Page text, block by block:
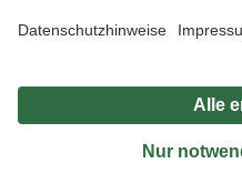
Produkte nur solange der Vorrat reicht.
*Paketversand ab 59 € versandkostenfrei,
Privatsphäre
Nutzungsbedingungen